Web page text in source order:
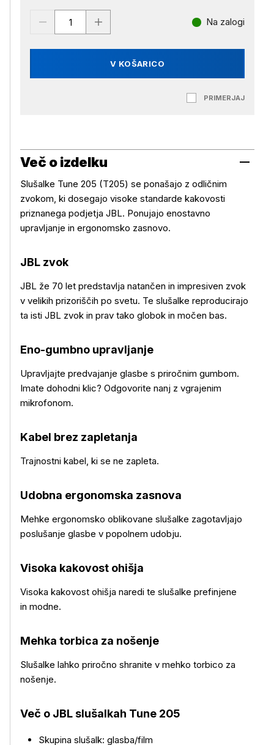
V KOŠARICO
Na zalogi
PRIMERJAJ
Več o izdelku
Več o izdelku
Slušalke Tune 205 (T205) se ponašajo z odličnim
zvokom, ki dosegajo visoke standarde kakovosti
priznanega podjetja JBL. Ponujajo enostavno
upravljanje in ergonomsko zasnovo.
JBL zvok
JBL že 70 let predstavlja natančen in impresiven zvok
v velikih prizoriščih po svetu. Te slušalke reproducirajo
ta isti JBL zvok in prav tako globok in močen bas.
Eno-gumbno upravljanje
Upravljajte predvajanje glasbe s priročnim gumbom.
Imate dohodni klic? Odgovorite nanj z vgrajenim
mikrofonom.
Kabel brez zapletanja
Trajnostni kabel, ki se ne zapleta.
Udobna ergonomska zasnova
Mehke ergonomsko oblikovane slušalke zagotavljajo
poslušanje glasbe v popolnem udobju.
Visoka kakovost ohišja
Visoka kakovost ohišja naredi te slušalke prefinjene
in modne.
Mehka torbica za nošenje
Slušalke lahko priročno shranite v mehko torbico za
nošenje.
Več o JBL slušalkah Tune 205
Skupina slušalk: glasba/film